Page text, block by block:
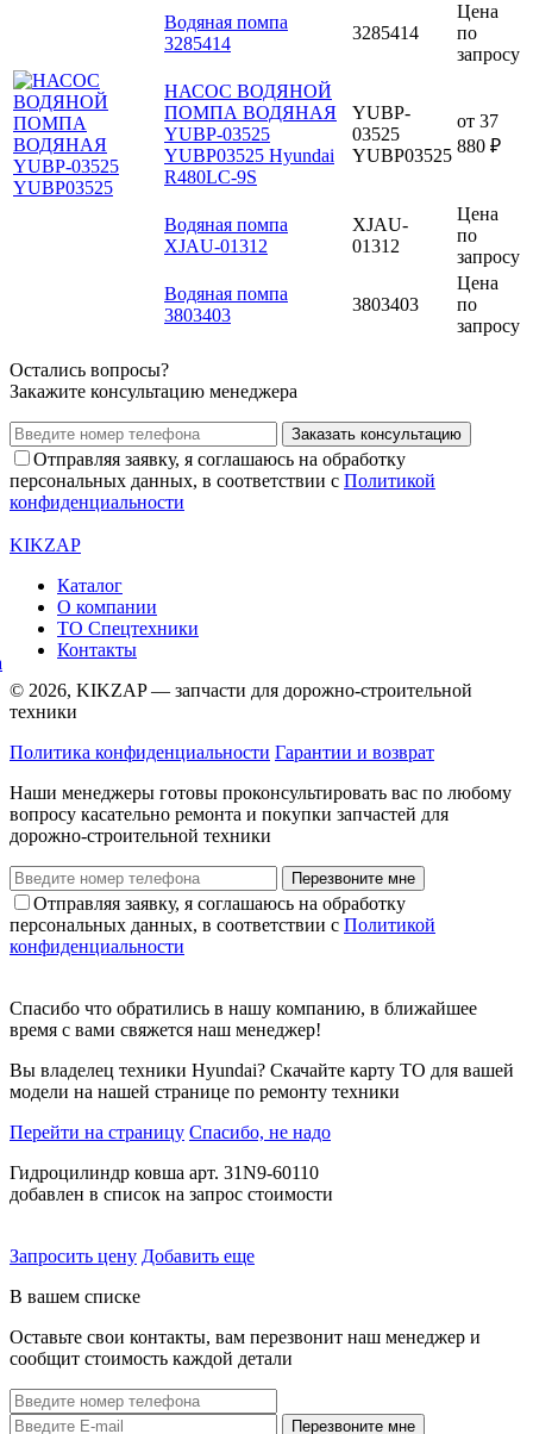
Водяная помпа
3285414
3285414
Цена
по
запросу
НАСОС ВОДЯНОЙ
ПОМПА ВОДЯНАЯ
YUBP-03525
YUBP03525 Hyundai
R480LC-9S
YUBP-
03525
YUBP03525
от 37
880 ₽
Водяная помпа
XJAU-01312
XJAU-
01312
Цена
по
запросу
Водяная помпа
3803403
3803403
Цена
по
запросу
Остались вопросы?
Закажите консультацию менеджера
Заказать консультацию
Отправляя заявку, я соглашаюсь на обработку
персональных данных, в соответствии с Политикой
конфиденциальности
KIKZAP
Каталог
О компании
ТО Спецтехники
Контакты
© 2026, KIKZAP — запчасти для дорожно-строительной
техники
Политика конфиденциальности Гарантии и возврат
Наши менеджеры готовы проконсультировать вас по любому
вопросу касательно ремонта и покупки запчастей для
дорожно-строительной техники
Перезвоните мне
Отправляя заявку, я соглашаюсь на обработку
персональных данных, в соответствии с Политикой
конфиденциальности
Спасибо что обратились в нашу компанию, в ближайшее
время с вами свяжется наш менеджер!
Вы владелец техники Hyundai? Скачайте карту ТО для вашей
модели на нашей странице по ремонту техники
Перейти на страницу Спасибо, не надо
Гидроцилиндр ковша арт. 31N9-60110
добавлен в список на запрос стоимости
Запросить цену Добавить еще
В вашем списке
Оставьте свои контакты, вам перезвонит наш менеджер и
сообщит стоимость каждой детали
Перезвоните мне